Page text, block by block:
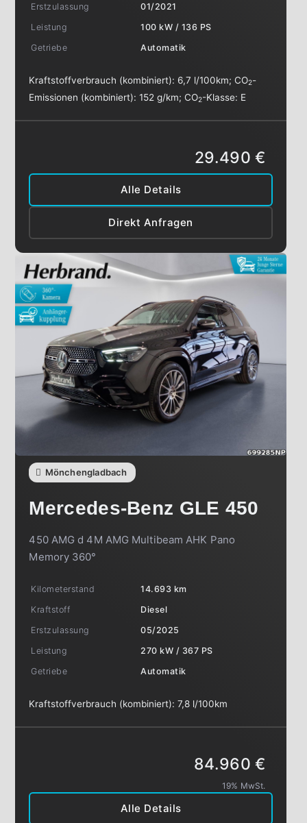
Erstzulassung
01/2021
Leistung
100 kW / 136 PS
Getriebe
Automatik
Kraftstoffverbrauch (kombiniert): 6,7 l/100km;CO2-
Emissionen (kombiniert):152 g/km;CO2-Klasse: E
Alle Details
Direkt Anfragen
29.490 €
Mönchengladbach
Mercedes-Benz GLE 450
450 AMG d 4M AMG Multibeam AHK Pano
Memory 360°
Kilometerstand
14.693 km
Kraftstoff
Diesel
Erstzulassung
05/2025
Leistung
270 kW / 367 PS
Getriebe
Automatik
Kraftstoffverbrauch (kombiniert):7,8 l/100km
Alle Details
84.960 €
19% MwSt.